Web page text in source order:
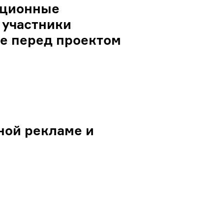
перед проектом
рекламе и